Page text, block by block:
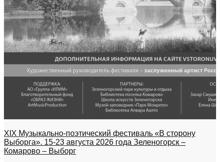
XIX Музыкально-поэтический фестиваль «В сторону
Выборга». 15-23 августа 2026 года Зеленогорск –
Комарово – Выборг